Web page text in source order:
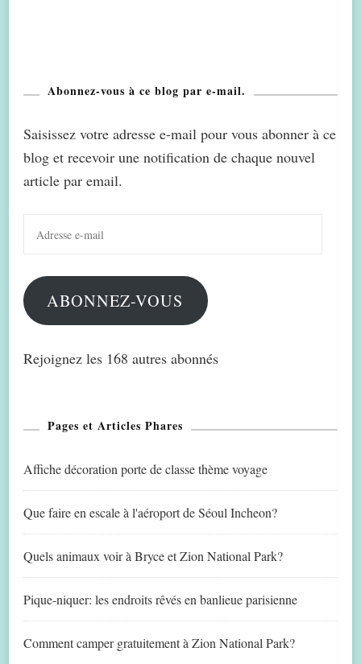
Abonnez-vous à ce blog par e-mail.
Saisissez votre adresse e-mail pour vous abonner à ce
blog et recevoir une notification de chaque nouvel
article par email.
mail
ABONNEZ-VOUS
Rejoignez les 168 autres abonnés
Pages et Articles Phares
Affiche décoration porte de classe thème voyage
Que faire en escale à l'aéroport de Séoul Incheon?
Quels animaux voir à Bryce et Zion National Park?
Pique-niquer: les endroits rêvés en banlieue parisienne
Comment camper gratuitement à Zion National Park?